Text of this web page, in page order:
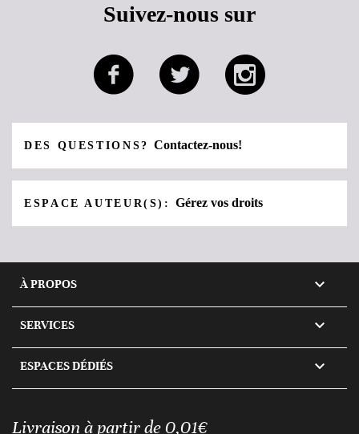
Suivez-nous sur
DES QUESTIONS?Contactez-nous!
ESPACE AUTEUR(S):Gérez vos droits
À PROPOS 
SERVICES 
ESPACES DÉDIÉS 
Livraison à partir de 0,01€